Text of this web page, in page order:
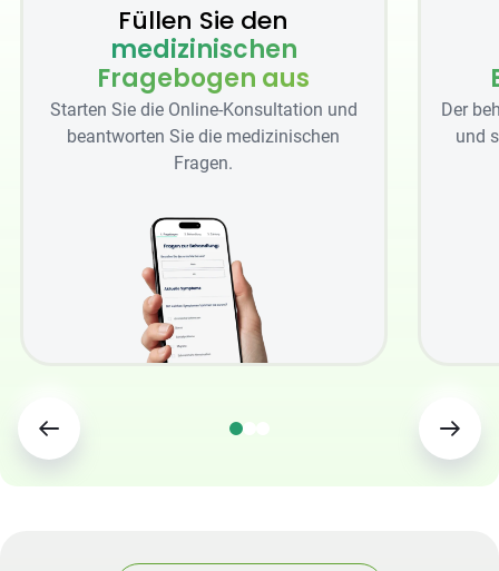
Füllen Sie den
medizinischen
Fragebogen aus
Starten Sie die Online-Konsultation und
beantworten Sie die medizinischen
Fragen.
Der
und